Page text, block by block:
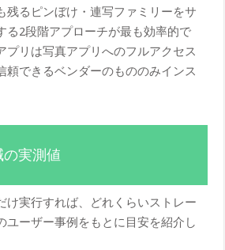
残るピンぼけ・連写ファミリーをサ
る2段階アプローチが最も効率的で
プリは写真アプリへのフルアクセス
頼できるベンダーのもののみインス
の実測値
け実行すれば、どれくらいストレー
ユーザー事例をもとに目安を紹介し